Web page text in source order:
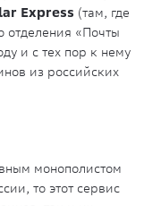
Express (там, где
отделения «Почты
и с тех пор к нему
из российских
монополистом
то этот сервис